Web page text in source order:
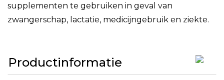
supplementen te gebruiken in geval van
zwangerschap, lactatie, medicijngebruik en ziekte.
Productinformatie